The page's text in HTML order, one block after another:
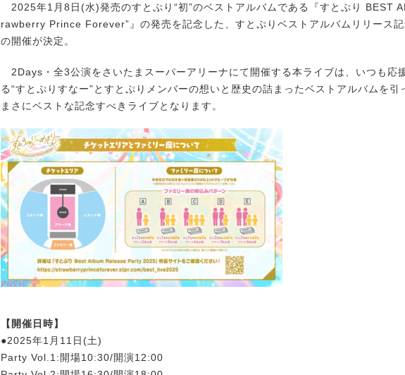
2025年1月8日(水)発売のすとぷり“初”のベストアルバムである『すとぷり BEST
rawberry Prince Forever”』の発売を記念した、すとぷりベストアルバムリリース
の開催が決定。
2Days・全3公演をさいたまスーパーアリーナにて開催する本ライブは、いつも応
る“すとぷりすなー”とすとぷりメンバーの想いと歴史の詰まったベストアルバムを引
まさにベストな記念すべきライブとなります。
【開催日時】
●2025年1月11日(土)
Party Vol.1:開場10:30/開演12:00